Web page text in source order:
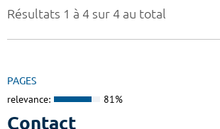
Résultats 1 à 4 sur 4 au total
PAGES
relevance: 81%
Contact